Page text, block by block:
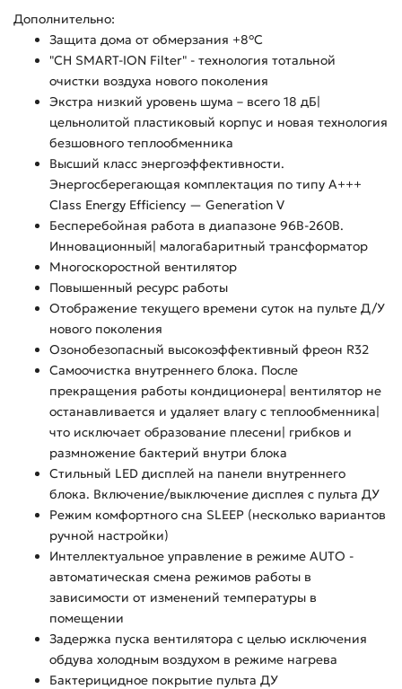
Дополнительно:
Защита дома от обмерзания +8°C
"CH SMART-ION Filter" - технология тотальной
очистки воздуха нового поколения
Экстра низкий уровень шума – всего 18 дБ|
цельнолитой пластиковый корпус и новая технология
безшовного теплообменника
Высший класс энергоэффективности.
Энергосберегающая комплектация по типу A+++
Class Energy Efficiency — Generation V
Бесперебойная работа в диапазоне 96В-260В.
Инновационный| малогабаритный трансформатор
Многоскоростной вентилятор
Повышенный ресурс работы
Отображение текущего времени суток на пульте Д/У
нового поколения
Озонобезопасный высокоэффективный фреон R32
Самоочистка внутреннего блока. После
прекращения работы кондиционера| вентилятор не
останавливается и удаляет влагу с теплообменника|
что исключает образование плесени| грибков и
размножение бактерий внутри блока
Стильный LED дисплей на панели внутреннего
блока. Включение/выключение дисплея с пульта ДУ
Режим комфортного сна SLЕЕР (несколько вариантов
ручной настройки)
Интеллектуальное управление в режиме AUTO -
автоматическая смена режимов работы в
зависимости от изменений температуры в
помещении
Задержка пуска вентилятора с целью исключения
обдува холодным воздухом в режиме нагрева
Бактерицидное покрытие пульта ДУ